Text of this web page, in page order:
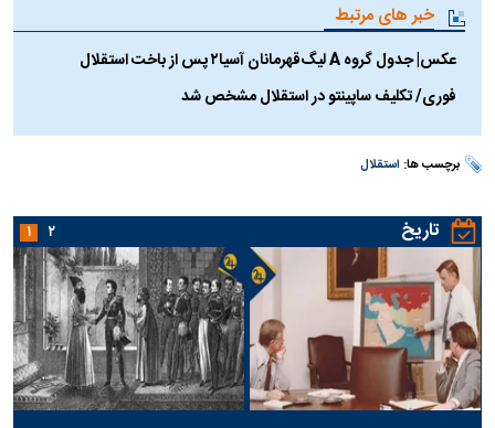
خبر های مرتبط
عکس| جدول گروه A لیگ‌قهرمانان آسیا‌۲ پس از باخت استقلال
فوری/ تکلیف ساپینتو در استقلال مشخص شد
برچسب ها: استقلال
تاریخ ۱ ۲